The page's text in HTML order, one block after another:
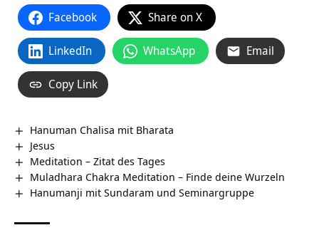
Facebook Share on X
LinkedIn WhatsApp Email
Copy Link
Hanuman Chalisa mit Bharata
Jesus
Meditation – Zitat des Tages
Muladhara Chakra Meditation – Finde deine Wurzeln
Hanumanji mit Sundaram und Seminargruppe